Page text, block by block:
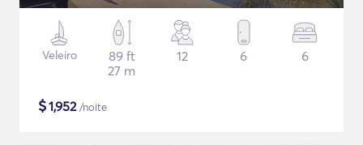
Veleiro
89 ft
27 m
12 6 6
$1,952/noite